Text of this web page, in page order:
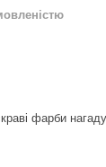
фарби